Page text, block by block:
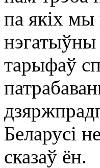
па якіх мы
нэгатыўны
тарыфаў
Беларусі
сказаў ён.